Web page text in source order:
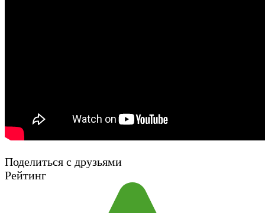
Поделиться с друзьями
Рейтинг